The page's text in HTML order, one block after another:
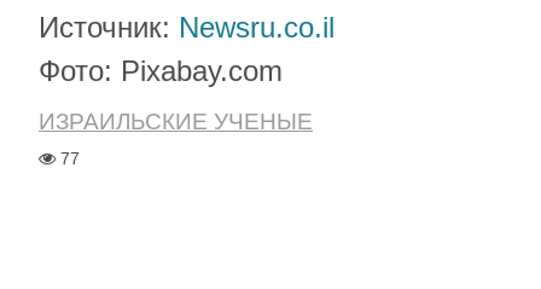
Источник: Newsru.co.il
Фото: Pixabay.com
ИЗРАИЛЬСКИЕ УЧЕНЫЕ
77